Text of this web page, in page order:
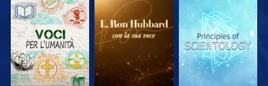
ESPLORA LE
SERIE
ESPLORA LE
SERIE
ESPLORA LE
SERIE